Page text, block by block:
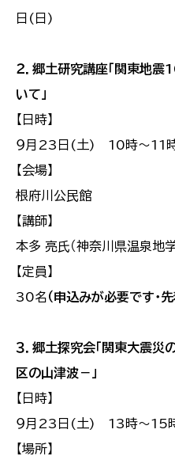
日(日)
２．郷土研究講座「関東地
いて」
【日時】
９月23日(土) 10時～11
【会場】
根府川公民館
【講師】
本多 亮氏（神奈川県温泉地
【定員】
30名（申込みが必要です・先
３．郷土探究会「関東大震
区の山津波－」
【日時】
９月23日(土) 13時～15
【場所】